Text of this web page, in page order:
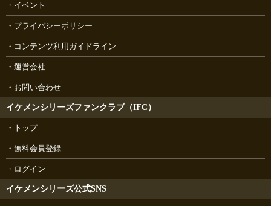
イベント
プライバシーポリシー
コンテンツ利用ガイドライン
運営会社
お問い合わせ
イケメンシリーズファンクラブ（IFC）
トップ
無料会員登録
ログイン
イケメンシリーズ公式SNS